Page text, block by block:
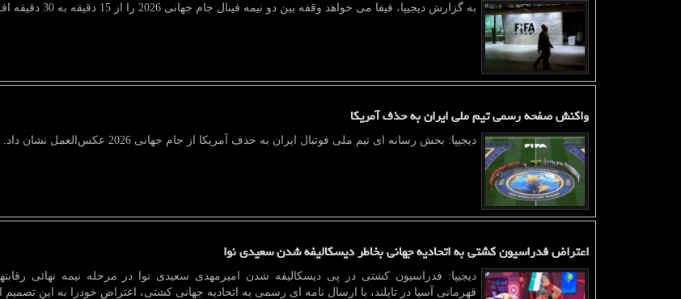
به گزارش دیجیپا، فیفا می خواهد وقفه بین دو نیمه فینال جام جهانی 2026 را از 15 دقیقه به 30 دقیقه افزایش دهد.
واکنش صفحه رسمی تیم ملی ایران به حذف آمریکا
دیجیپا: بخش رسانه ای تیم ملی فوتبال ایران به حذف آمریکا از جام جهانی 2026 عکس‌العمل نشان داد.
اعتراض فدراسیون کشتی به اتحادیه جهانی بخاطر دیسکالیفه شدن سعیدی نوا
دیجیپا: فدراسیون کشتی در پی دیسکالیفه شدن امیرمهدی سعیدی نوا در مرحله نیمه نهائی
قهرمانی آسیا در تایلند، با ارسال نامه ای رسمی به اتحادیه جهانی کشتی، اعتراض خودرا به این تصمیم